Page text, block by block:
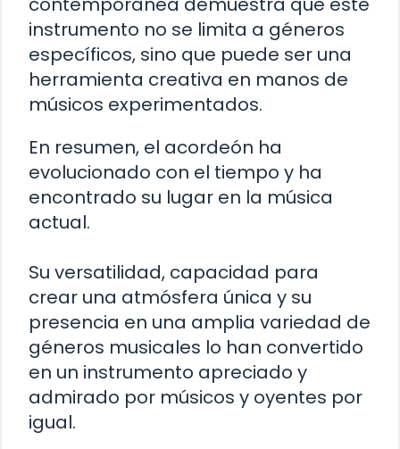
instrumento no se limita a géneros
específicos, sino que puede ser una
herramienta creativa en manos de
músicos experimentados.
En resumen, el acordeón ha
evolucionado con el tiempo y ha
encontrado su lugar en la música
actual.
Su versatilidad, capacidad para
crear una atmósfera única y su
presencia en una amplia variedad de
géneros musicales lo han convertido
en un instrumento apreciado y
admirado por músicos y oyentes por
igual.